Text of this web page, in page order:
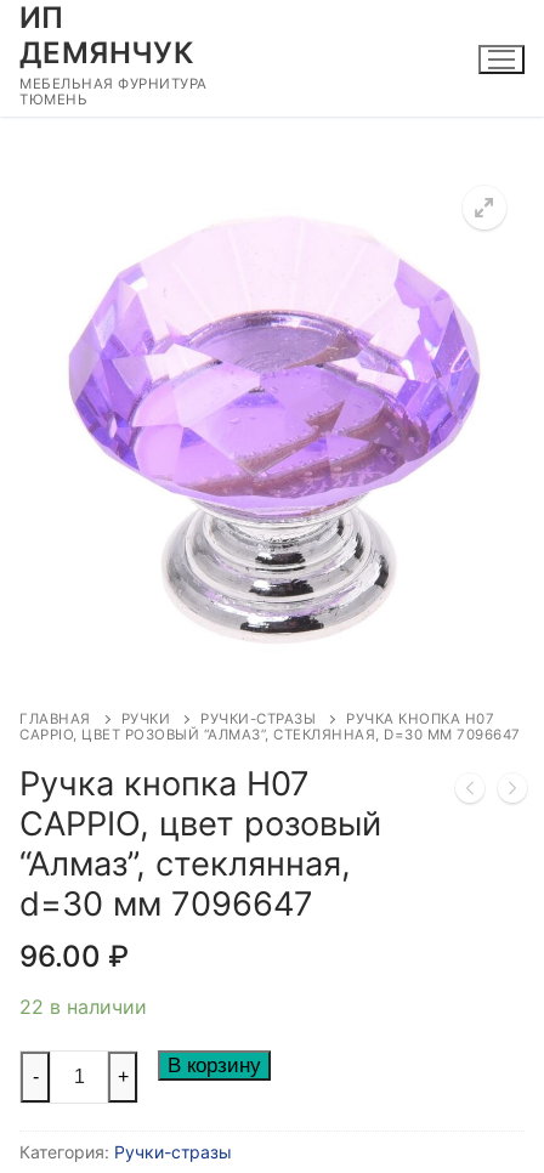
Перейти
содержимому
ИП
ДЕМЯНЧУК
МЕБЕЛЬНАЯ ФУРНИТУРА
ТЮМЕНЬ
ГЛАВНАЯ РУЧКИ РУЧКИ-СТРАЗЫ
РУЧКА КНОПКА Н07
CAPPIO, ЦВЕТ РОЗОВЫЙ “АЛМАЗ”, СТЕКЛЯННАЯ, D=30 ММ 7096647
Ручка кнопка Н07
CAPPIO, цвет розовый
“Алмаз”, стеклянная,
d=30 мм 7096647
96.00 ₽
22 в наличии
Количество
кнопка
- + В корзину
Категория: Ручки-стразы